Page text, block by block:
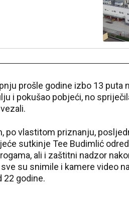
prošle godine izbo 13 puta
i pokušao pobjeći, no
po vlastitom priznanju,
sutkinje Tee Budimlić
ali i zaštitni nadzor
su snimile i kamere video
22 godine.